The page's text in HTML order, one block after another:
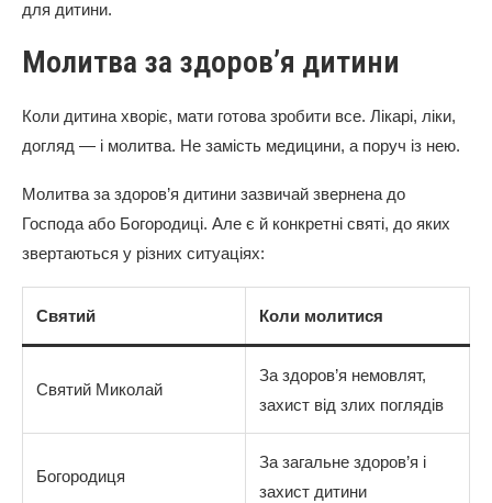
для дитини.
Молитва за здоров’я дитини
Коли дитина хворіє, мати готова зробити все. Лікарі, ліки,
догляд — і молитва. Не замість медицини, а поруч із нею.
Молитва за здоров’я дитини зазвичай звернена до
Господа або Богородиці. Але є й конкретні святі, до яких
звертаються у різних ситуаціях:
Святий Коли молитися
Святий Миколай
За здоров’я немовлят,
захист від злих поглядів
Богородиця
За загальне здоров’я і
захист дитини